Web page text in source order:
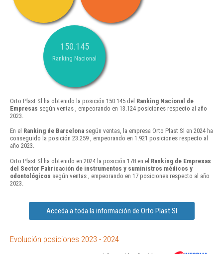
150.145
Ranking Nacional
Orto Plast Sl ha obtenido la posición 150.145 del Ranking Nacional de
Empresas según ventas , empeorando en 13.124 posiciones respecto al año
2023.
En el Ranking de Barcelona según ventas, la empresa Orto Plast Sl en 2024 ha
conseguido la posición 23.259 , empeorando en 1.921 posiciones respecto al
año 2023.
Orto Plast Sl ha obtenido en 2024 la posición 178 en el Ranking de Empresas
del Sector Fabricación de instrumentos y suministros médicos y
odontológicos según ventas , empeorando en 17 posiciones respecto al año
2023.
Acceda a toda la información de Orto Plast Sl
Evolución posiciones 2023 - 2024